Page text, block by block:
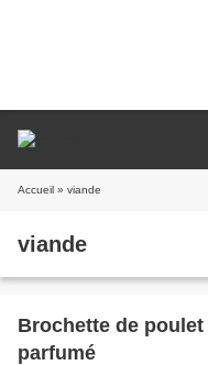
Accueil » viande
viande
Brochette de
parfumé